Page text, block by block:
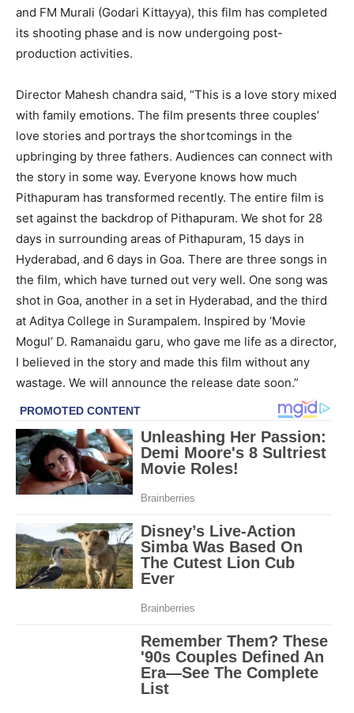
and FM Murali (Godari Kittayya), this film has completed
its shooting phase and is now undergoing post-
production activities.
Director Mahesh chandra said, “This is a love story mixed
with family emotions. The film presents three couples’
love stories and portrays the shortcomings in the
upbringing by three fathers. Audiences can connect with
the story in some way. Everyone knows how much
Pithapuram has transformed recently. The entire film is
set against the backdrop of Pithapuram. We shot for 28
days in surrounding areas of Pithapuram, 15 days in
Hyderabad, and 6 days in Goa. There are three songs in
the film, which have turned out very well. One song was
shot in Goa, another in a set in Hyderabad, and the third
at Aditya College in Surampalem. Inspired by ‘Movie
Mogul’ D. Ramanaidu garu, who gave me life as a director,
I believed in the story and made this film without any
wastage. We will announce the release date soon.”